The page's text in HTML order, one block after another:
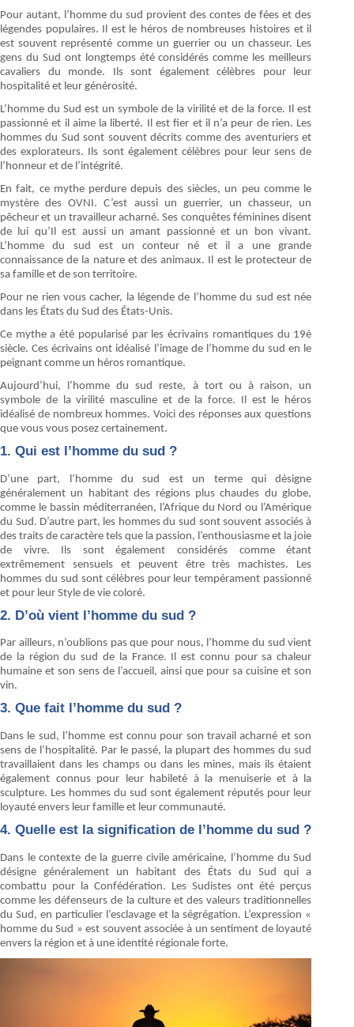
Pour autant, l’homme du sud provient des contes de fées et des
légendes populaires. Il est le héros de nombreuses histoires et il
est souvent représenté comme un guerrier ou un chasseur. Les
gens du Sud ont longtemps été considérés comme les meilleurs
cavaliers du monde. Ils sont également célèbres pour leur
hospitalité et leur générosité.
L’homme du Sud est un symbole de la virilité et de la force. Il est
passionné et il aime la liberté. Il est fier et il n’a peur de rien. Les
hommes du Sud sont souvent décrits comme des aventuriers et
des explorateurs. Ils sont également célèbres pour leur sens de
l’honneur et de l’intégrité.
En fait, ce mythe perdure depuis des siècles, un peu comme le
mystère des OVNI. C’est aussi un guerrier, un chasseur, un
pêcheur et un travailleur acharné. Ses conquêtes féminines disent
de lui qu’Il est aussi un amant passionné et un bon vivant.
L’homme du sud est un conteur né et il a une grande
connaissance de la nature et des animaux. Il est le protecteur de
sa famille et de son territoire.
Pour ne rien vous cacher, la légende de l’homme du sud est née
dans les États du Sud des États-Unis.
Ce mythe a été popularisé par les écrivains romantiques du 19è
siècle. Ces écrivains ont idéalisé l’image de l’homme du sud en le
peignant comme un héros romantique.
Aujourd’hui, l’homme du sud reste, à tort ou à raison, un
symbole de la virilité masculine et de la force. Il est le héros
idéalisé de nombreux hommes. Voici des réponses aux questions
que vous vous posez certainement.
1. Qui est l’homme du sud ?
D’une part, l’homme du sud est un terme qui désigne
généralement un habitant des régions plus chaudes du globe,
comme le bassin méditerranéen, l’Afrique du Nord ou l’Amérique
du Sud. D’autre part, les hommes du sud sont souvent associés à
des traits de caractère tels que la passion, l’enthousiasme et la joie
de vivre. Ils sont également considérés comme étant
extrêmement sensuels et peuvent être très machistes. Les
hommes du sud sont célèbres pour leur tempérament passionné
et pour leur Style de vie coloré.
2. D’où vient l’homme du sud ?
Par ailleurs, n’oublions pas que pour nous, l’homme du sud vient
de la région du sud de la France. Il est connu pour sa chaleur
humaine et son sens de l’accueil, ainsi que pour sa cuisine et son
vin.
3. Que fait l’homme du sud ?
Dans le sud, l’homme est connu pour son travail acharné et son
sens de l’hospitalité. Par le passé, la plupart des hommes du sud
travaillaient dans les champs ou dans les mines, mais ils étaient
également connus pour leur habileté à la menuiserie et à la
sculpture. Les hommes du sud sont également réputés pour leur
loyauté envers leur famille et leur communauté.
4. Quelle est la signification de l’homme du sud ?
Dans le contexte de la guerre civile américaine, l’homme du Sud
désigne généralement un habitant des États du Sud qui a
combattu pour la Confédération. Les Sudistes ont été perçus
comme les défenseurs de la culture et des valeurs traditionnelles
du Sud, en particulier l’esclavage et la ségrégation. L’expression «
homme du Sud » est souvent associée à un sentiment de loyauté
envers la région et à une identité régionale forte.